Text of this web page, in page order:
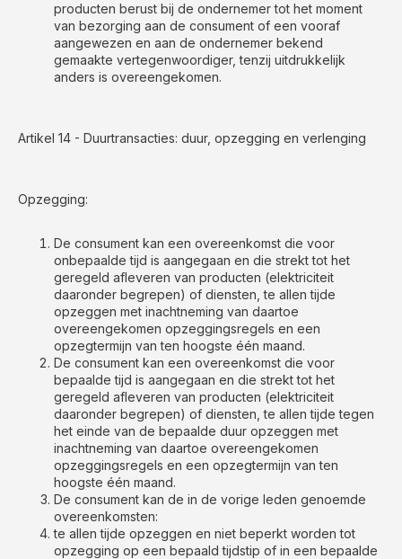
producten berust bij de ondernemer tot het moment
van bezorging aan de consument of een vooraf
aangewezen en aan de ondernemer bekend
gemaakte vertegenwoordiger, tenzij uitdrukkelijk
anders is overeengekomen.
Artikel 14 - Duurtransacties: duur, opzegging en verlenging
Opzegging:
De consument kan een overeenkomst die voor
onbepaalde tijd is aangegaan en die strekt tot het
geregeld afleveren van producten (elektriciteit
daaronder begrepen) of diensten, te allen tijde
opzeggen met inachtneming van daartoe
overeengekomen opzeggingsregels en een
opzegtermijn van ten hoogste één maand.
De consument kan een overeenkomst die voor
bepaalde tijd is aangegaan en die strekt tot het
geregeld afleveren van producten (elektriciteit
daaronder begrepen) of diensten, te allen tijde tegen
het einde van de bepaalde duur opzeggen met
inachtneming van daartoe overeengekomen
opzeggingsregels en een opzegtermijn van ten
hoogste één maand.
De consument kan de in de vorige leden genoemde
overeenkomsten:
te allen tijde opzeggen en niet beperkt worden tot
opzegging op een bepaald tijdstip of in een bepaalde